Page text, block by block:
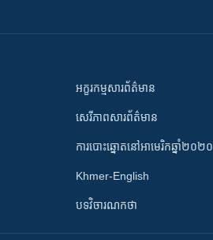
អក្ខរកម្មសារព័ត៌មាន
សេរីភាពសារព័ត៌មាន
ការបោះឆ្នោតនៅអាមេរិកឆ្នាំ២០២០
Khmer-English
បទវិចារណកថា